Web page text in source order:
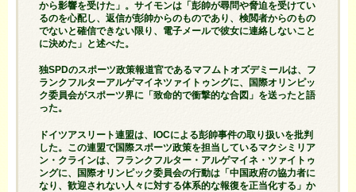
から影響を受けた」。サイモンは「彭帥が尋問や脅迫を受けてい
るのを心配し、返信が彭帥からのものであり、検閲者からのもの
でないと確信できない限り、電子メールで彼女に連絡しないこと
に決めた」と述べた。
独SPDのスポーツ政策報道官であるマフムトオズデミールは、フ
ランクフルターアルゲマイネツァイトゥングに、国際オリンピッ
ク委員会がスポーツ界に「致命的で衝撃的な合図」を送ったと語
った。
ドイツアスリート連盟は、IOCによる彭帥事件の取り扱いを批判
した。この連盟で国際スポーツ政策を担当しているマクシミリア
ン・クラインは、フランクフルター・アルゲマイネ・ツァイトゥ
ングに、国際オリンピック委員会の行動は「中国政府の協力者に
なり、歓迎されない人々に対する体系的な報復を正当化する」か